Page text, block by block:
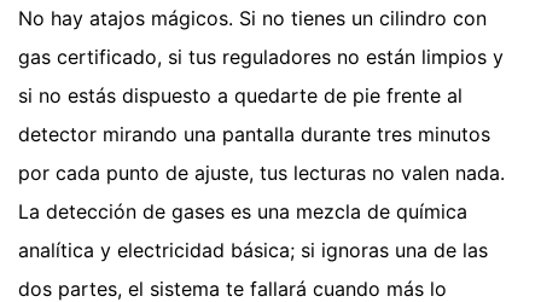
No hay atajos mágicos. Si no tienes un cilindro con
gas certificado, si tus reguladores no están limpios y
si no estás dispuesto a quedarte de pie frente al
detector mirando una pantalla durante tres minutos
por cada punto de ajuste, tus lecturas no valen nada.
La detección de gases es una mezcla de química
analítica y electricidad básica; si ignoras una de las
dos partes, el sistema te fallará cuando más lo